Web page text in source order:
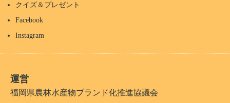
クイズ＆プレゼント
Facebook
Instagram
運営
福岡県農林水産物ブランド化推進協議会